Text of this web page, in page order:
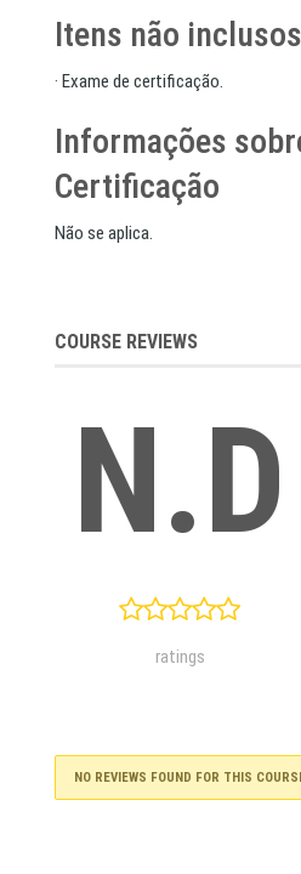
Itens não inclusos
· Exame de certificação.
Informações
Certificação
Não se aplica.
COURSE REVIEWS
N.D
ratings
NO REVIEWS FOUND FOR THIS